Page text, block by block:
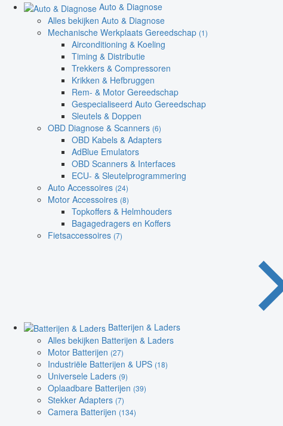
Auto & Diagnose
Alles bekijken Auto & Diagnose
Mechanische Werkplaats Gereedschap (1)
Airconditioning & Koeling
Timing & Distributie
Trekkers & Compressoren
Krikken & Hefbruggen
Rem- & Motor Gereedschap
Gespecialiseerd Auto Gereedschap
Sleutels & Doppen
OBD Diagnose & Scanners (6)
OBD Kabels & Adapters
AdBlue Emulators
OBD Scanners & Interfaces
ECU- & Sleutelprogrammering
Auto Accessoires (24)
Motor Accessoires (8)
Topkoffers & Helmhouders
Bagagedragers en Koffers
Fietsaccessoires (7)
Batterijen & Laders
Alles bekijken Batterijen & Laders
Motor Batterijen (27)
Industriële Batterijen & UPS (18)
Universele Laders (9)
Oplaadbare Batterijen (39)
Stekker Adapters (7)
Camera Batterijen (134)